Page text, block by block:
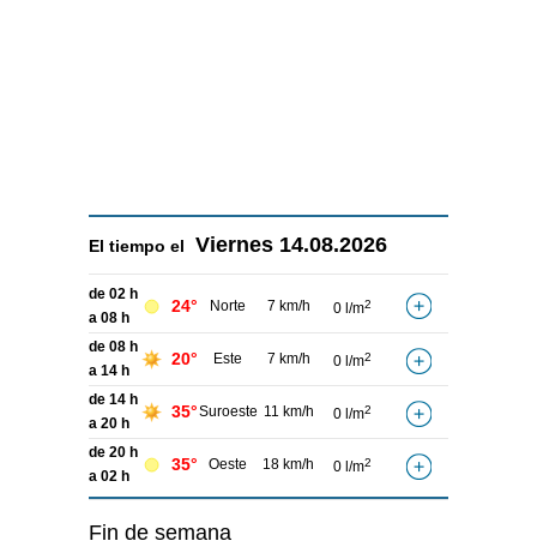
El tiempo el Viernes 14.08.2026
de 02 h
a 08 h
24° Norte 7 km/h 0 l/m2
de 08 h
a 14 h
20° Este 7 km/h 0 l/m2
de 14 h
a 20 h
35°Suroeste 11 km/h 0 l/m2
de 20 h
a 02 h
35° Oeste 18 km/h 0 l/m2
Fin de semana